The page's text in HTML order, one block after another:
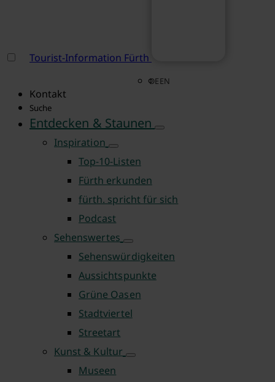
Tourist-Information Fürth
DEEN
Kontakt
Suche
Entdecken & Staunen
Inspiration
Top-10-Listen
Fürth erkunden
fürth. spricht für sich
Podcast
Sehenswertes
Sehenswürdigkeiten
Aussichtspunkte
Grüne Oasen
Stadtviertel
Streetart
Kunst & Kultur
Museen